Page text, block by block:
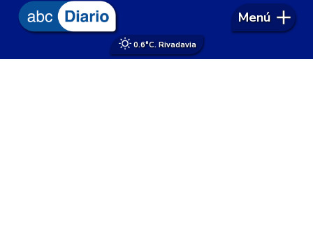
0.6°C. Rivadavia
Menú